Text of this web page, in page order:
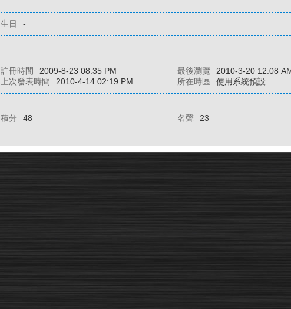
生日 -
註冊時間 2009-8-23 08:35 PM 最後瀏覽
2010-3-20 12:08
上次發表時間 2010-4-14 02:19 PM 所在時區 使用系統預設
積分 48 名聲
23